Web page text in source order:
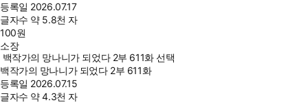
등록일 2026.07.17
글자수 약 5.8천 자
100원
소장
백작가의 망나니가 되었다 2부 611화 선택
백작가의 망나니가 되었다 2부 611화
등록일 2026.07.15
글자수 약 4.3천 자